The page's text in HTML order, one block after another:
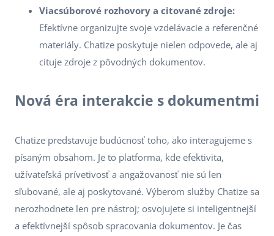
Viacsúborové rozhovory a citované zdroje:
Efektívne organizujte svoje vzdelávacie a referenčné
materiály. Chatize poskytuje nielen odpovede, ale aj
cituje zdroje z pôvodných dokumentov.
Nová éra interakcie s dokumentmi
Chatize predstavuje budúcnosť toho, ako interagujeme s
písaným obsahom. Je to platforma, kde efektivita,
užívateľská prívetivosť a angažovanosť nie sú len
sľubované, ale aj poskytované. Výberom služby Chatize sa
nerozhodnete len pre nástroj; osvojujete si inteligentnejší
a efektívnejší spôsob spracovania dokumentov. Je čas